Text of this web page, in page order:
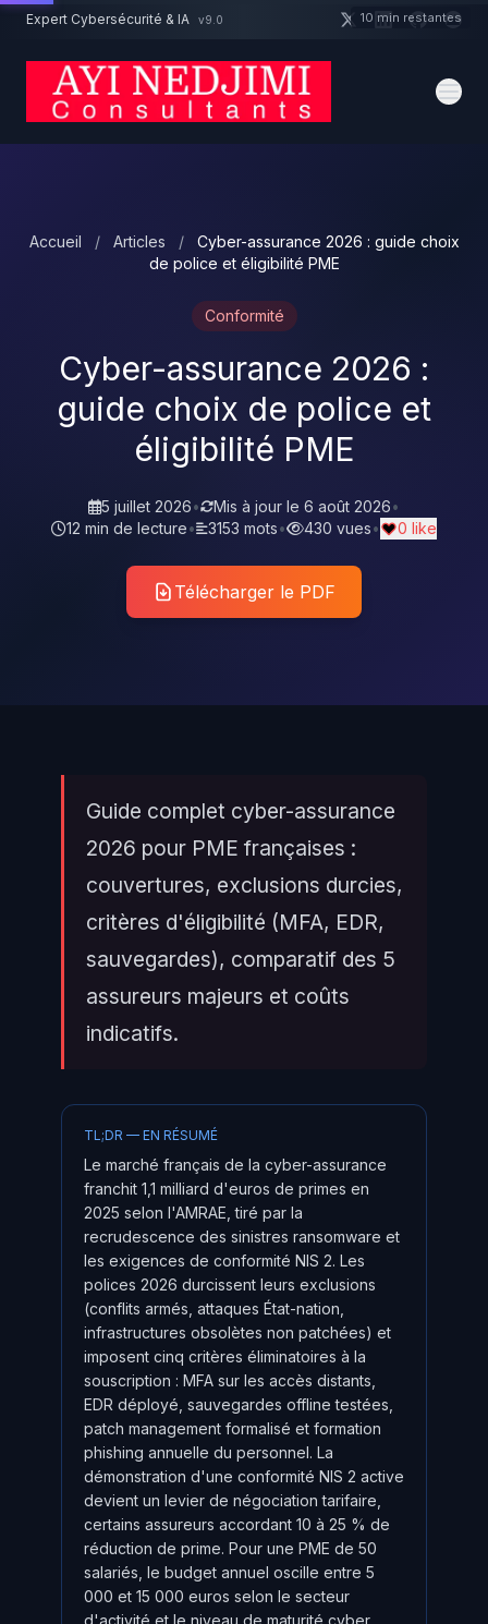
Aller au contenu principal
Expert Cybersécurité & IA v9.0
Accueil / Articles /
Cyber-assurance 2026 : guide choix
de police et éligibilité PME
Conformité
Cyber-assurance 2026 :
guide choix de police et
éligibilité PME
5 juillet 2026• Mis à jour le 6 août 2026•
12 min de lecture• 3153 mots• 430 vues• 0 like
Télécharger le PDF
Guide complet cyber-assurance
2026 pour PME françaises :
couvertures, exclusions durcies,
critères d'éligibilité (MFA, EDR,
sauvegardes), comparatif des 5
assureurs majeurs et coûts
indicatifs.
TL;DR — EN RÉSUMÉ
Le marché français de la cyber-assurance
franchit 1,1 milliard d'euros de primes en
2025 selon l'AMRAE, tiré par la
recrudescence des sinistres ransomware et
les exigences de conformité NIS 2. Les
polices 2026 durcissent leurs exclusions
(conflits armés, attaques État-nation,
infrastructures obsolètes non patchées) et
imposent cinq critères éliminatoires à la
souscription : MFA sur les accès distants,
EDR déployé, sauvegardes offline testées,
patch management formalisé et formation
phishing annuelle du personnel. La
démonstration d'une conformité NIS 2 active
devient un levier de négociation tarifaire,
certains assureurs accordant 10 à 25 % de
réduction de prime. Pour une PME de 50
salariés, le budget annuel oscille entre 5
000 et 15 000 euros selon le secteur
d'activité et le niveau de maturité cyber
Un projet cybersécurité ? 10 min restantes